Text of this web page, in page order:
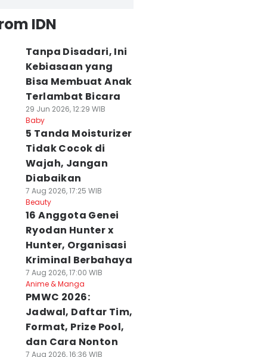
IDN
Tanpa Disadari, Ini
Kebiasaan yang
Bisa Membuat Anak
Terlambat Bicara
29 Jun 2026, 12:29 WIB
Baby
5 Tanda Moisturizer
Tidak Cocok di
Wajah, Jangan
Diabaikan
7 Aug 2026, 17:25 WIB
Beauty
16 Anggota Genei
Ryodan Hunter x
Hunter, Organisasi
Kriminal Berbahaya
7 Aug 2026, 17:00 WIB
Anime & Manga
PMWC 2026:
Jadwal, Daftar Tim,
Format, Prize Pool,
dan Cara Nonton
7 Aug 2026, 16:36 WIB